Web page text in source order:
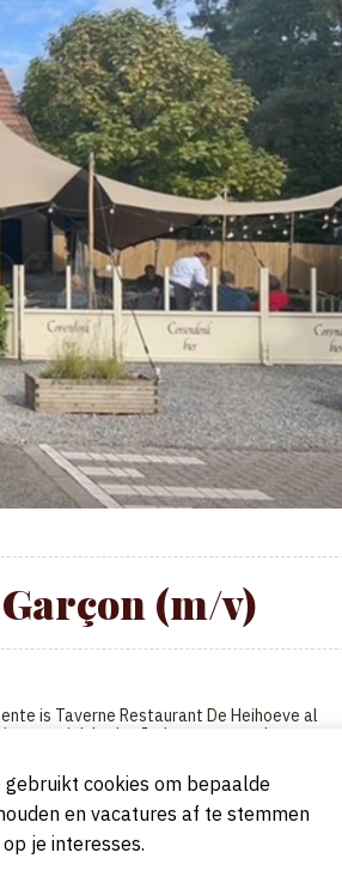
(m/v)
is Taverne Restaurant De Heihoeve al
uniek kader. Iedereen op zoek naar een
adres. Onze taverne beschikt over een
cookies om bepaalde
en vacatures af te stemmen
op je interesses.